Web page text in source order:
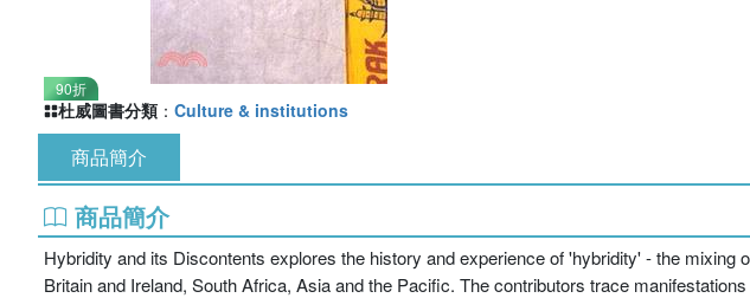
90折
杜威圖書分類 ： Culture & institutions
商品簡介
商品簡介
Hybridity and its Discontents explores the history and experience of 'hybridity' - the
Britain and Ireland, South Africa, Asia and the Pacific. The contributors trace